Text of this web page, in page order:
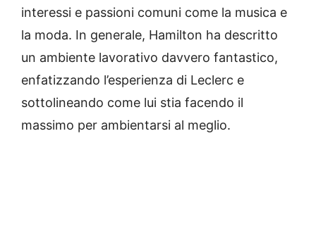
interessi e passioni comuni come la musica e
la moda. In generale, Hamilton ha descritto
un ambiente lavorativo davvero fantastico,
enfatizzando l’esperienza di Leclerc e
sottolineando come lui stia facendo il
massimo per ambientarsi al meglio.